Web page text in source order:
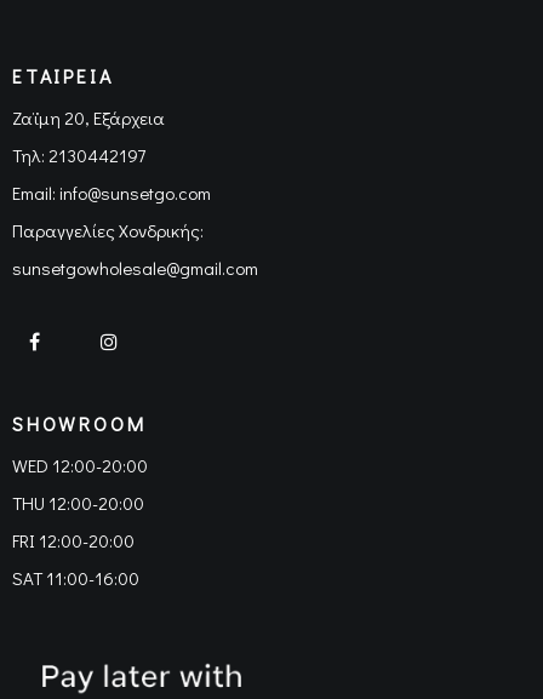
ΕΤΑΙΡΕΙΑ
Ζαϊμη 20, Εξάρχεια
Τηλ: 2130442197
Email: info@sunsetgo.com
Παραγγελίες Χονδρικής:
sunsetgowholesale@gmail.com
SHOWROOM
WED 12:00-20:00
THU 12:00-20:00
FRI 12:00-20:00
SAT 11:00-16:00